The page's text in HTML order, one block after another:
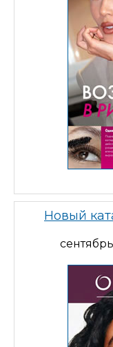
Новый